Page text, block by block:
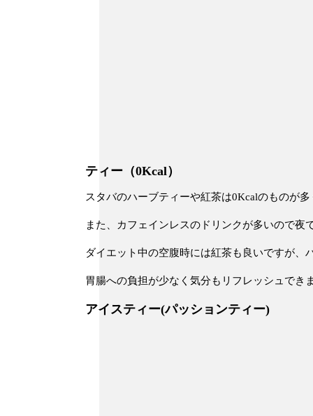
ティー（0Kcal）
スタバのハーブティーや紅茶は0Kcalのものが
また、カフェインレスのドリンクが多いので夜
ダイエット中の空腹時には紅茶も良いですが、
胃腸への負担が少なく気分もリフレッシュできま
アイスティー(パッションティー)